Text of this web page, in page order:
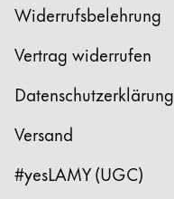
Widerrufsbelehrung
Vertrag widerrufen
Datenschutzerklärung
Versand
#yesLAMY (UGC)